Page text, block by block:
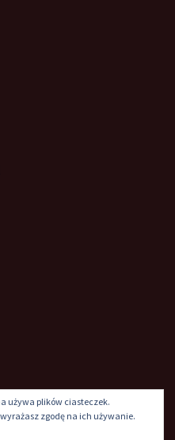
używa plików ciasteczek.
zgodę na ich używanie.